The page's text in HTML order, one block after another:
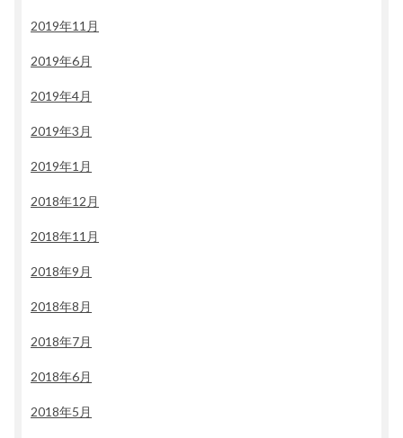
2019年11月
2019年6月
2019年4月
2019年3月
2019年1月
2018年12月
2018年11月
2018年9月
2018年8月
2018年7月
2018年6月
2018年5月